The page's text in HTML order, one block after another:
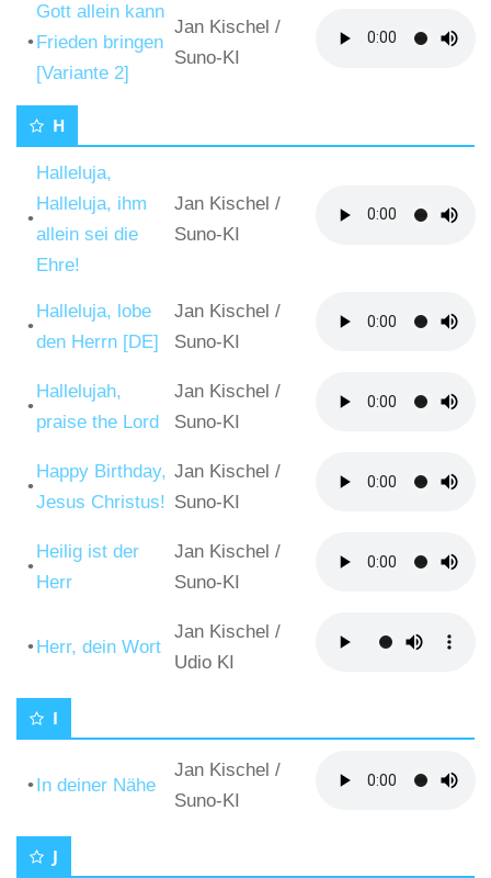
•
Gott allein kann
Frieden bringen
[Variante 2]
Jan Kischel /
Suno-KI
H
•
Halleluja,
Halleluja, ihm
allein sei die
Ehre!
Jan Kischel /
Suno-KI
•
Halleluja, lobe
den Herrn [DE]
Jan Kischel /
Suno-KI
•
Hallelujah,
praise the Lord
Jan Kischel /
Suno-KI
•
Happy Birthday,
Jesus Christus!
Jan Kischel /
Suno-KI
•
Heilig ist der
Herr
Jan Kischel /
Suno-KI
•Herr, dein Wort
Jan Kischel /
Udio KI
I
•In deiner Nähe
Jan Kischel /
Suno-KI
J